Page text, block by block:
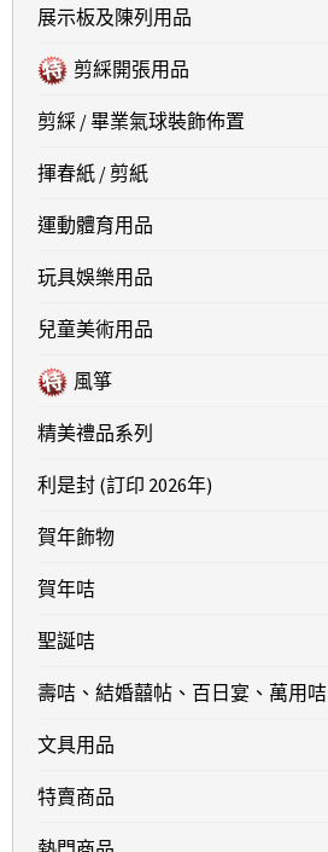
展示板及陳列用品
剪綵開張用品
剪綵 / 畢業氣球裝飾佈置
揮春紙 / 剪紙
運動體育用品
玩具娛樂用品
兒童美術用品
風箏
精美禮品系列
利是封 (訂印 2026年)
賀年飾物
賀年咭
聖誕咭
壽咭、結婚囍帖、百日宴、萬用咭
文具用品
特賣商品